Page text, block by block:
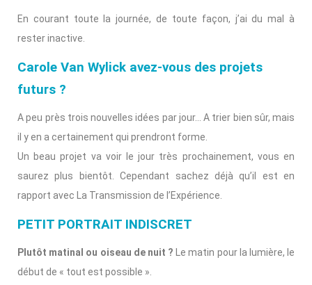
En courant toute la journée, de toute façon, j’ai du mal à
rester inactive.
Carole Van Wylick avez-vous des projets
futurs ?
A peu près trois nouvelles idées par jour… A trier bien sûr, mais
il y en a certainement qui prendront forme.
Un beau projet va voir le jour très prochainement, vous en
saurez plus bientôt. Cependant sachez déjà qu’il est en
rapport avec La Transmission de l’Expérience.
PETIT PORTRAIT INDISCRET
Plutôt matinal ou oiseau de nuit ? Le matin pour la lumière, le
début de « tout est possible ».